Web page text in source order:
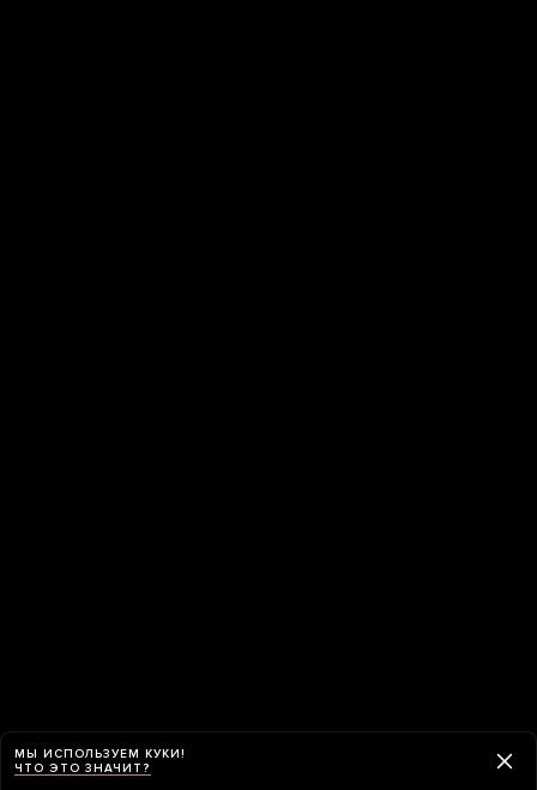
МЫ ИСПОЛЬЗУЕМ КУКИ!
ЧТО ЭТО ЗНАЧИТ?